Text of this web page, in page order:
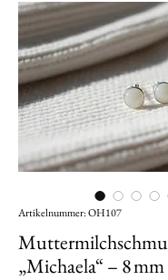
Artikelnummer: OH107
„Michaela“ – 8